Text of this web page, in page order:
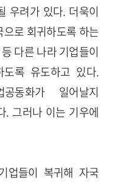
우려가 있다. 더욱이
로 회귀하도록 하는
다른 나라 기업들이
록 유도하고 있다.
동화가 일어날지
. 그러나 이는 기우에
업들이 복귀해 자국